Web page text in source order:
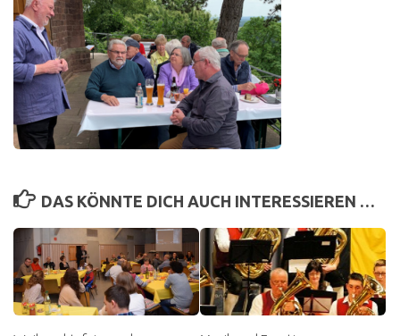
DAS KÖNNTE DICH AUCH INTERESSIEREN …